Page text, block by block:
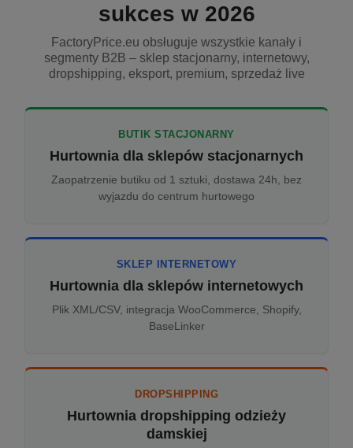
sukces w 2026
FactoryPrice.eu obsługuje wszystkie kanały i
segmenty B2B – sklep stacjonarny, internetowy,
dropshipping, eksport, premium, sprzedaż live
BUTIK STACJONARNY
Hurtownia dla sklepów stacjonarnych
Zaopatrzenie butiku od 1 sztuki, dostawa 24h, bez
wyjazdu do centrum hurtowego
SKLEP INTERNETOWY
Hurtownia dla sklepów internetowych
Plik XML/CSV, integracja WooCommerce, Shopify,
BaseLinker
DROPSHIPPING
Hurtownia dropshipping odzieży
damskiej